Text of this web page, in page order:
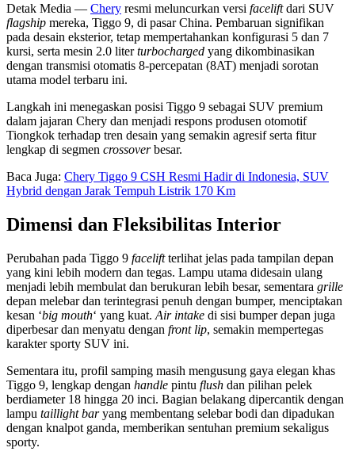
Detak Media — Chery resmi meluncurkan versi faceliftdari SUV
flagship mereka, Tiggo 9, di pasar China. Pembaruan signifikan
pada desain eksterior, tetap mempertahankan konfigurasi 5 dan 7
kursi, serta mesin 2.0 literturbocharged yang dikombinasikan
dengan transmisi otomatis 8-percepatan (8AT) menjadi sorotan
utama model terbaru ini.
Langkah ini menegaskan posisi Tiggo 9 sebagai SUV premium
dalam jajaran Chery dan menjadi respons produsen otomotif
Tiongkok terhadap tren desain yang semakin agresif serta fitur
lengkap di segmen crossoverbesar.
Baca Juga: Chery Tiggo 9 CSH Resmi Hadir di Indonesia, SUV
Hybrid dengan Jarak Tempuh Listrik 170 Km
Dimensi dan Fleksibilitas Interior
Perubahan pada Tiggo 9 faceliftterlihat jelas pada tampilan depan
yang kini lebih modern dan tegas. Lampu utama didesain ulang
menjadi lebih membulat dan berukuran lebih besar, sementara grille
depan melebar dan terintegrasi penuh dengan bumper, menciptakan
kesan ‘big mouth‘ yang kuat. Air intake di sisi bumper depan juga
diperbesar dan menyatu dengan front lip, semakin mempertegas
karakter sporty SUV ini.
Sementara itu, profil samping masih mengusung gaya elegan khas
Tiggo 9, lengkap dengan handle pintu flush dan pilihan pelek
berdiameter 18 hingga 20 inci. Bagian belakang dipercantik dengan
lampu taillight baryang membentang selebar bodi dan dipadukan
dengan knalpot ganda, memberikan sentuhan premium sekaligus
sporty.